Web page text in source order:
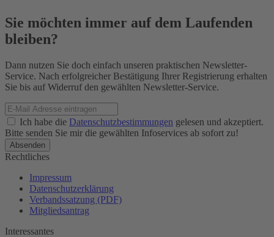
Sie möchten immer auf dem Laufenden
bleiben?
Dann nutzen Sie doch einfach unseren praktischen Newsletter-
Service. Nach erfolgreicher Bestätigung Ihrer Registrierung erhalten
Sie bis auf Widerruf den gewählten Newsletter-Service.
Ich habe die Datenschutzbestimmungen gelesen und akzeptiert.
Bitte senden Sie mir die gewählten Infoservices ab sofort zu!
Rechtliches
Impressum
Datenschutzerklärung
Verbandssatzung (PDF)
Mitgliedsantrag
Interessantes